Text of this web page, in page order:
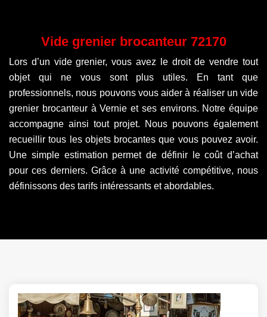
Vide grenier brocanteur 72170
Lors d’un vide grenier, vous avez le droit de vendre tout
objet qui ne vous sont plus utiles. En tant que
professionnels, nous pouvons vous aider à réaliser un vide
grenier brocanteur à Vernie et ses environs. Notre équipe
accompagne ainsi tout projet. Nous pouvons également
recueillir tous les objets brocantes que vous pouvez avoir.
Une simple estimation permet de définir le coût d’achat
pour ces derniers. Grâce à une activité compétitive, nous
définissons des tarifs intéressants et abordables.